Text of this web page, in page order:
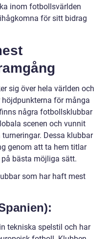
inom fotbollsvärlden
för sitt bidrag
sig över hela världen och
för många
några fotbollsklubbar
scenen och vunnit
Dessa klubbar
genom att ta hem titlar
bästa möjliga sätt.
som har haft mest
tekniska spelstil och har